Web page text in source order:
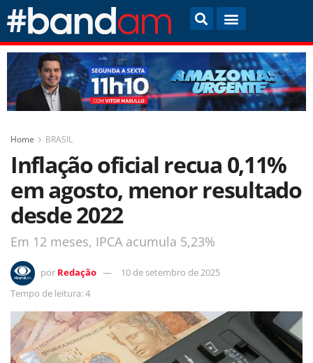
Home BRASIL
Inflação oficial recua 0,11%
em agosto, menor resultado
desde 2022
Em 12 meses, IPCA acumula 5,23%
por Redação
10 de setembro de 2025
Tempo de leitura: 4